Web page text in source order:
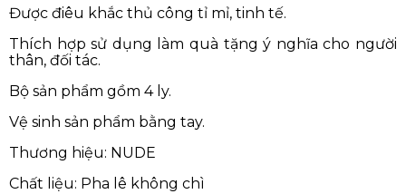
Được điêu khắc thủ công tỉ mỉ, tinh tế.
Thích hợp sử dụng làm quà tặng ý nghĩa cho người
thân, đối tác.
Bộ sản phẩm gồm 4 ly.
Vệ sinh sản phẩm bằng tay.
Thương hiệu: NUDE
Chất liệu: Pha lê không chì